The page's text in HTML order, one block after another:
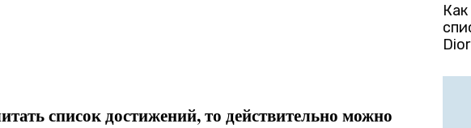
список достижений, то действительно можно
Dior